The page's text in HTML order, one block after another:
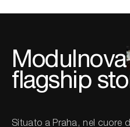
Progetti
Collezioni
Professionisti
Modulnova
flagship
Situato a Praha, nel cuore